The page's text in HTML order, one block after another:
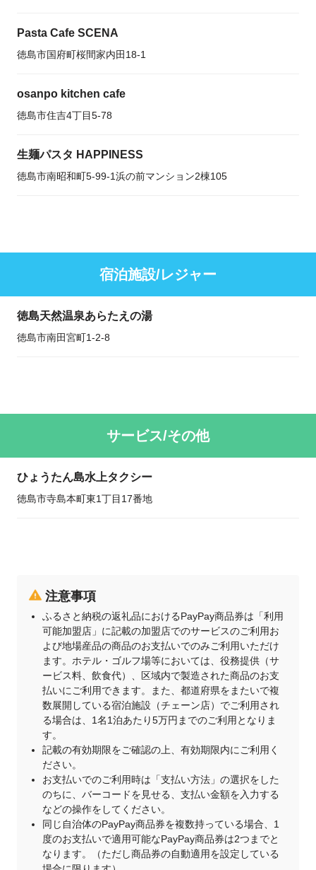
Pasta Cafe SCENA
徳島市国府町桜間家内田18-1
osanpo kitchen cafe
徳島市住吉4丁目5-78
生麺パスタ HAPPINESS
徳島市南昭和町5-99-1浜の前マンション2棟105
宿泊施設/レジャー
徳島天然温泉あらたえの湯
徳島市南田宮町1-2-8
サービス/その他
ひょうたん島水上タクシー
徳島市寺島本町東1丁目17番地
注意事項
ふるさと納税の返礼品におけるPayPay商品券は「利用
可能加盟店」に記載の加盟店でのサービスのご利用お
よび地場産品の商品のお支払いでのみご利用いただけ
ます。ホテル・ゴルフ場等においては、役務提供（サ
ービス料、飲食代）、区域内で製造された商品のお支
払いにご利用できます。また、都道府県をまたいで複
数展開している宿泊施設（チェーン店）でご利用され
る場合は、1名1泊あたり5万円までのご利用となりま
す。
記載の有効期限をご確認の上、有効期限内にご利用く
ださい。
お支払いでのご利用時は「支払い方法」の選択をした
のちに、バーコードを見せる、支払い金額を入力する
などの操作をしてください。
同じ自治体のPayPay商品券を複数持っている場合、1
度のお支払いで適用可能なPayPay商品券は2つまでと
なります。（ただし商品券の自動適用を設定している